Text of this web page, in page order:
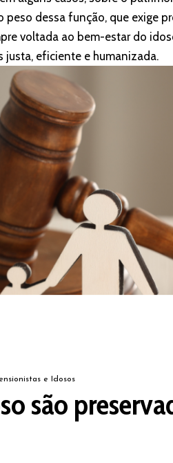
dessa função, que exige
voltada ao bem-estar do
justa, eficiente e humanizada.
e Idosos
são